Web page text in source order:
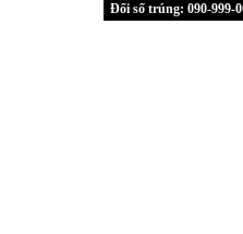
Đổi số trúng: 090-999-